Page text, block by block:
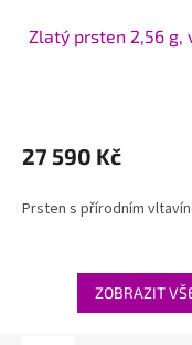
Zlatý prsten 2,56 g,
27 590 Kč
Prsten s přírodním
ZOBRAZIT